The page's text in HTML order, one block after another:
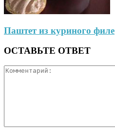
Паштет из куриного филе
ОСТАВЬТЕ ОТВЕТ